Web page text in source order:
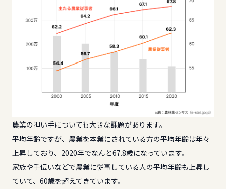
農業の担い手についても大きな課題があります。
平均年齢ですが、農業を本業にされている方の平均年齢は年々
上昇しており、2020年でなんと67.8歳になっています。
家族や手伝いなどで農業に従事している人の平均年齢も上昇し
ていて、60歳を超えてきています。